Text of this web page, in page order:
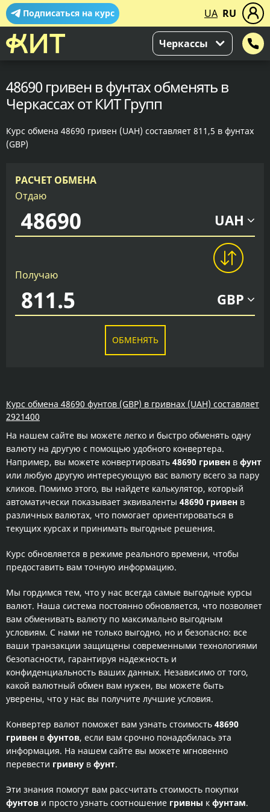
Подписаться на курс UA RU
Черкассы
48690 гривен в фунтах обменять в
Черкассах от КИТ Групп
Курс обмена 48690 гривен (UAH) составляет 811,5 в фунтах
(GBP)
РАСЧЕТ ОБМЕНА
Отдаю
UAH
Получаю
GBP
ОБМЕНЯТЬ
Курс обмена 48690 фунтов (GBP) в гривнах (UAH) составляет
2921400
На нашем сайте вы можете легко и быстро обменять одну
валюту на другую с помощью удобного конвертера.
Например, вы можете конвертировать 48690 гривен в фунт
или любую другую интересующую вас валюту всего за пару
кликов. Помимо этого, вы найдете калькулятор, который
автоматически показывает эквиваленты 48690 гривен в
различных валютах, что помогает ориентироваться в
текущих курсах и принимать выгодные решения.
Курс обновляется в режиме реального времени, чтобы
предоставить вам точную информацию.
Мы гордимся тем, что у нас всегда самые выгодные курсы
валют. Наша система постоянно обновляется, что позволяет
вам обменивать валюту по максимально выгодным
условиям. С нами не только выгодно, но и безопасно: все
ваши транзакции защищены современными технологиями
безопасности, гарантируя надежность и
конфиденциальность ваших данных. Независимо от того,
какой валютный обмен вам нужен, вы можете быть
уверены, что у нас вы получите лучшие условия.
Конвертер валют поможет вам узнать стоимость 48690
гривен в фунтов, если вам срочно понадобилась эта
информация. На нашем сайте вы можете мгновенно
перевести гривну в фунт.
Эти знания помогут вам рассчитать стоимость покупки
фунтов и просто узнать соотношение гривны к фунтам.